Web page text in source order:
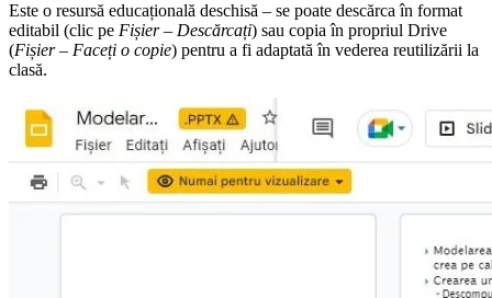
Este o resursă educațională deschisă – se poate descărca în format
editabil (clic pe Fișier – Descărcați) sau copia în propriul Drive
(Fișier – Faceți o copie) pentru a fi adaptată în vederea reutilizării la
clasă.